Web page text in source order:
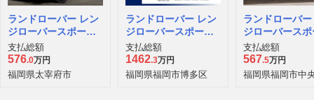
ランドローバー レン
ジローバースポーツ
オートバイオグラフ
ィ ダイナミック (3.0
リッター 400PS) 4W
D
支払総額
576.0万円
福岡県太宰府市
ランドローバー レン
ジローバースポーツ
オートバイオグラフ
ィ ダイナミック (5.0
リッター 525PS) 4W
D
支払総額
1462.3万円
福岡県福岡市博多区
ランドローバ
ジローバース
HSE ダイナミ
(ディーゼル
4WD
支払総額
567.5万円
福岡県福岡市中